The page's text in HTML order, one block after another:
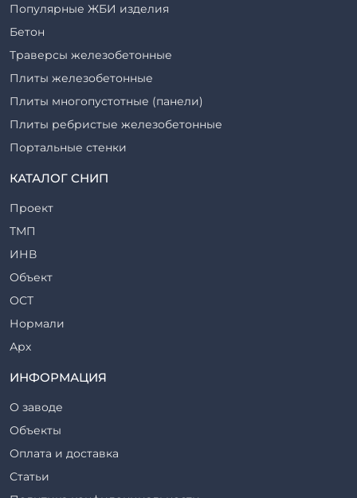
Популярные ЖБИ изделия
Бетон
Траверсы железобетонные
Плиты железобетонные
Плиты многопустотные (панели)
Плиты ребристые железобетонные
Портальные стенки
Прогоны железобетонные
Ригели железобетонные
Сваи железобетонные
Стеновые блоки
Стойки железобетонные
Столбы железобетонные
Закладные детали
Трубы железобетонные
Утяжелители железобетонные
Фермы железобетонные
Фундаментные блоки
Фундаменты железобетонные
Шахты лифтов железобетонные
Шпалы железобетонные
КАТАЛОГ СНИП
Проект
ТМП
ИНВ
Объект
ОСТ
Нормали
Арх
ТР
Серия
ТП
ТПР
Шифр
ИНФОРМАЦИЯ
О заводе
Объекты
Оплата и доставка
Статьи